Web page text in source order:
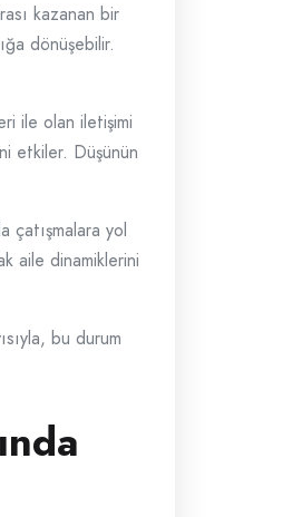
kazanan bir
dönüşebilir.
ile olan iletişimi
etkiler. Düşünün
çatışmalara yol
aile dinamiklerini
bu durum